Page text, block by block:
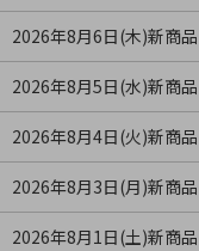
2026年8月6日(木)新商品
2026年8月5日(水)新商品
2026年8月4日(火)新商品
2026年8月3日(月)新商品
2026年8月1日(土)新商品